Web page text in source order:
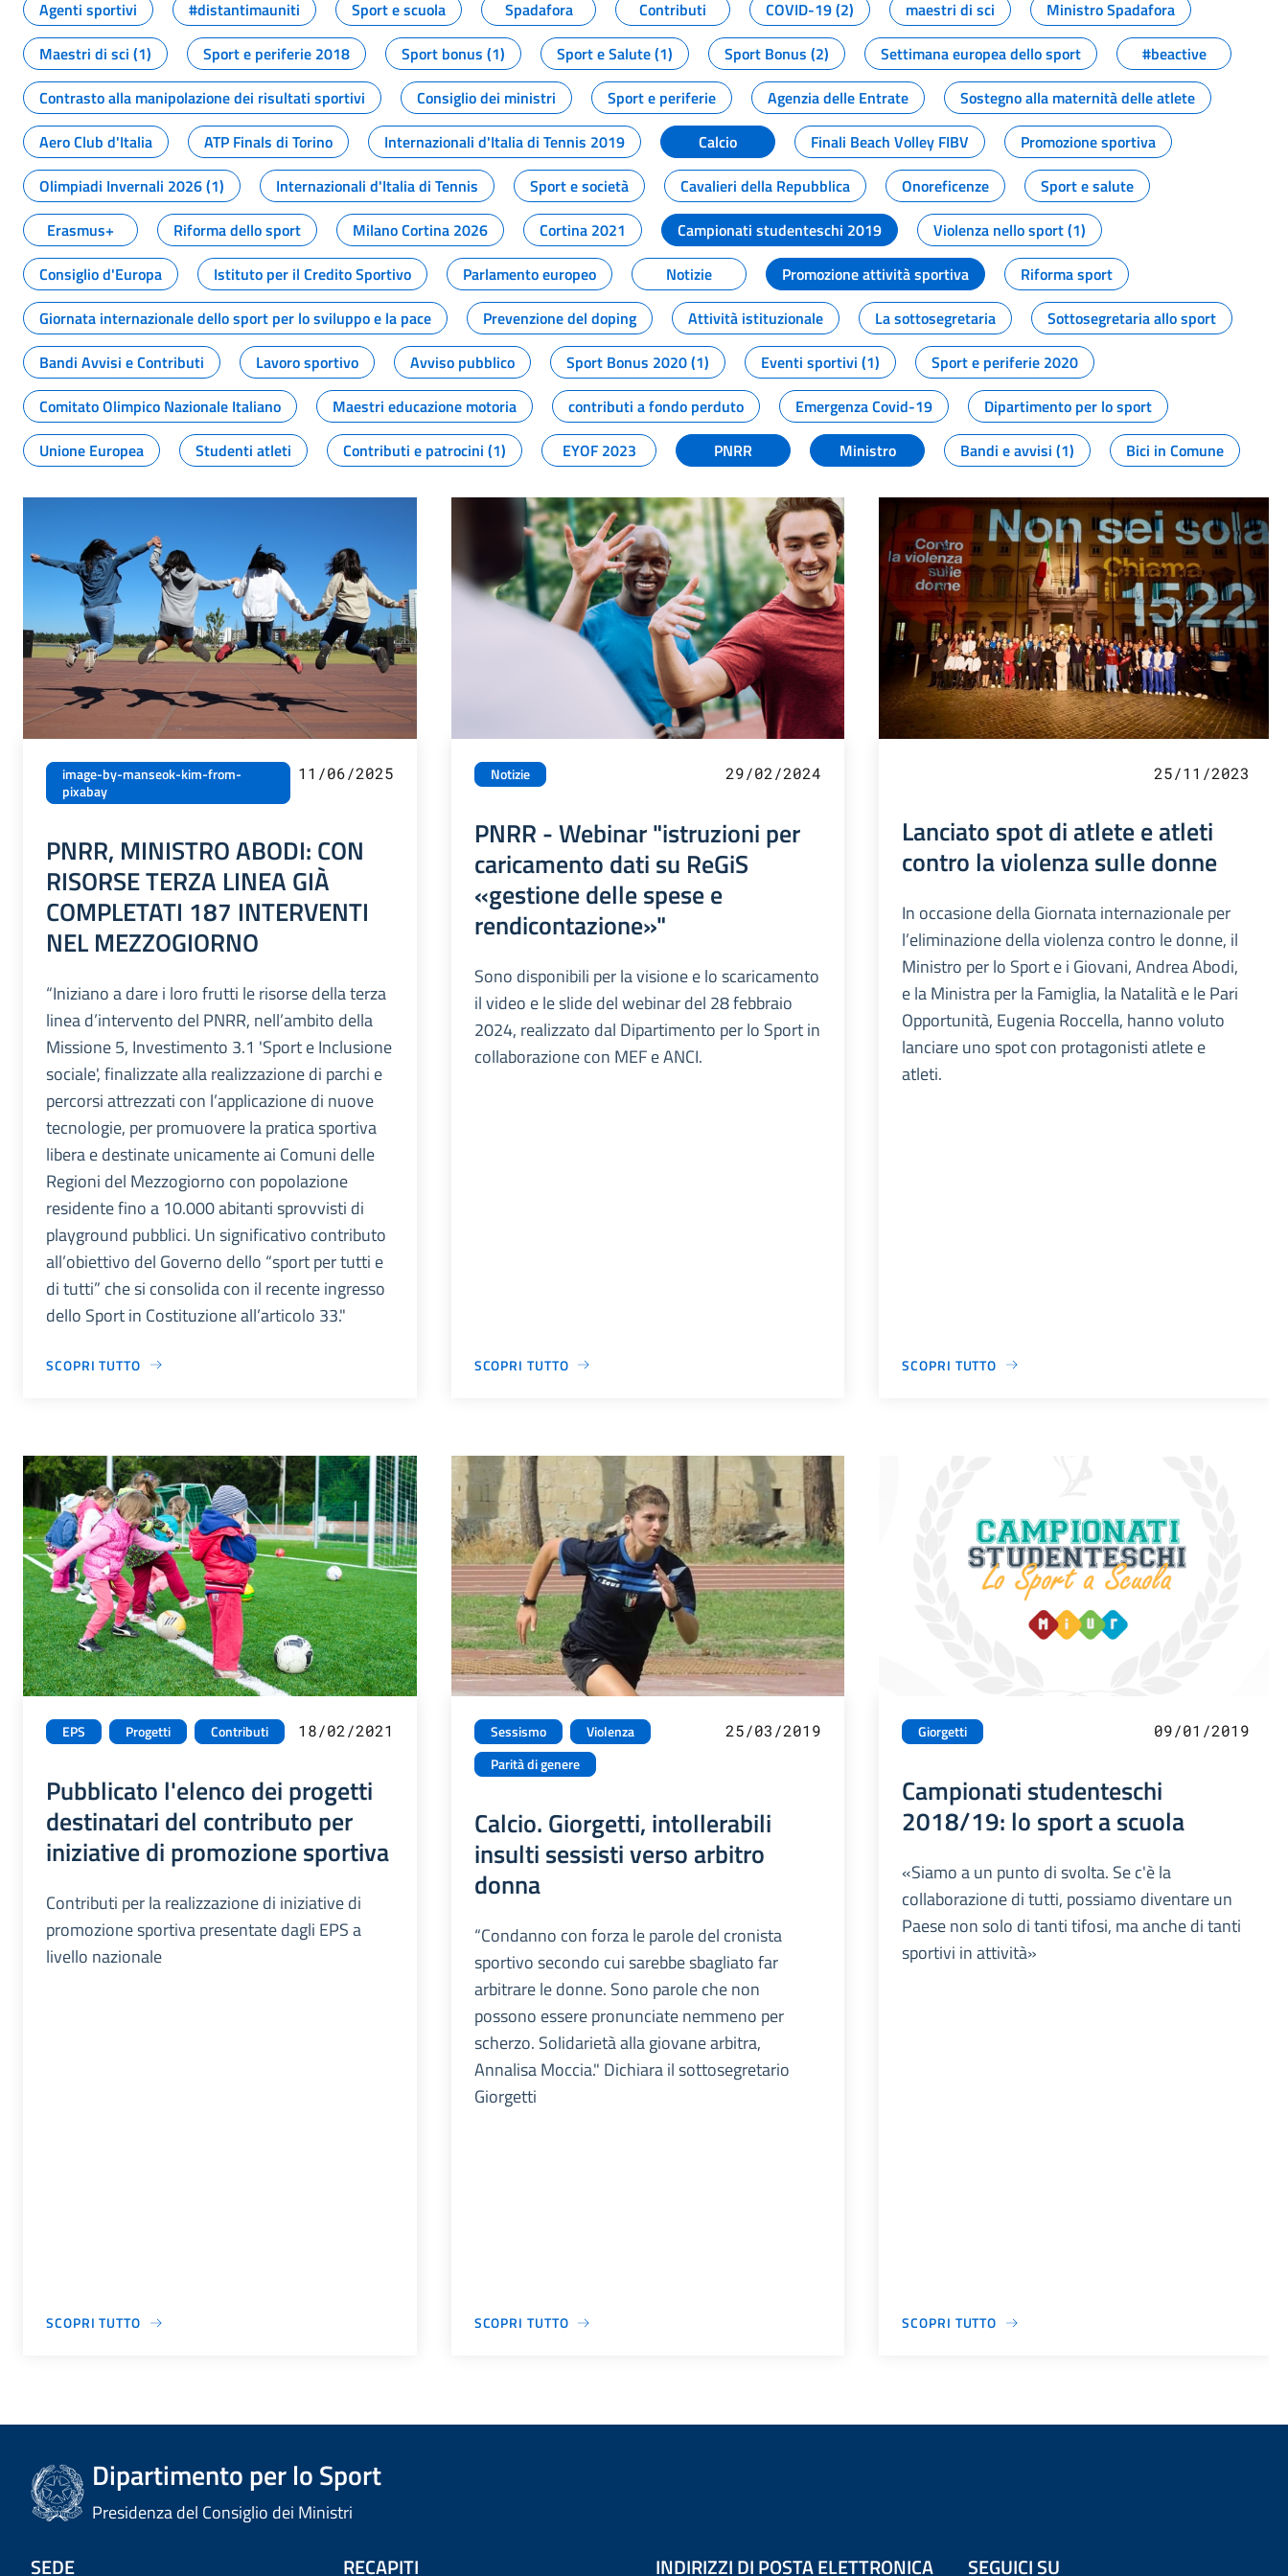
Agenti sportivi
#distantimauniti Sport e scuola Spadafora Contributi COVID-19 (2) maestri di sci
Ministro Spadafora
Maestri di sci (1)
Sport e periferie 2018 Sport bonus (1) Sport e Salute (1) Sport Bonus (2) Settimana europea dello sport
#beactive
Contrasto alla manipolazione dei risultati sportivi
Consiglio dei ministri Sport e periferie Agenzia delle Entrate
Sostegno alla maternità delle atlete
Aero Club d'Italia
ATP Finals di Torino Internazionali d'Italia di Tennis 2019 Calcio Finali Beach Volley FIBV
Promozione sportiva
Olimpiadi Invernali 2026 (1)
Internazionali d'Italia di Tennis Sport e società Cavalieri della Repubblica Onoreficenze
Sport e salute
Erasmus+
Riforma dello sport Milano Cortina 2026 Cortina 2021 Campionati studenteschi 2019
Violenza nello sport (1)
Consiglio d'Europa
Istituto per il Credito Sportivo Parlamento europeo Notizie Promozione attività sportiva
Riforma sport
Giornata internazionale dello sport per lo sviluppo e la pace
Prevenzione del doping Attività istituzionale La sottosegretaria
Sottosegretaria allo sport
Bandi Avvisi e Contributi
Lavoro sportivo Avviso pubblico Sport Bonus 2020 (1) Eventi sportivi (1)
Sport e periferie 2020
Comitato Olimpico Nazionale Italiano
Maestri educazione motoria contributi a fondo perduto Emergenza Covid-19
Dipartimento per lo sport
Unione Europea
Studenti atleti Contributi e patrocini (1) EYOF 2023 PNRR Ministro Bandi e avvisi (1) Bici in Comune
image-by-manseok-kim-from-
pixabay
11/06/2025
PNRR, MINISTRO ABODI: CON
RISORSE TERZA LINEA GIÀ
COMPLETATI 187 INTERVENTI
NEL MEZZOGIORNO
“Iniziano a dare i loro frutti le risorse della terza
linea d’intervento del PNRR, nell’ambito della
Missione 5, Investimento 3.1 'Sport e Inclusione
sociale', finalizzate alla realizzazione di parchi e
percorsi attrezzati con l’applicazione di nuove
tecnologie, per promuovere la pratica sportiva
libera e destinate unicamente ai Comuni delle
Regioni del Mezzogiorno con popolazione
residente fino a 10.000 abitanti sprovvisti di
playground pubblici. Un significativo contributo
all’obiettivo del Governo dello “sport per tutti e
di tutti” che si consolida con il recente ingresso
dello Sport in Costituzione all’articolo 33."
SCOPRI TUTTO
Notizie 29/02/2024
PNRR - Webinar "istruzioni per
caricamento dati su ReGiS
«gestione delle spese e
rendicontazione»"
Sono disponibili per la visione e lo scaricamento
il video e le slide del webinar del 28 febbraio
2024, realizzato dal Dipartimento per lo Sport in
collaborazione con MEF e ANCI.
SCOPRI TUTTO
25/11/2023
Lanciato spot di atlete e atleti
contro la violenza sulle donne
In occasione della Giornata internazionale per
l’eliminazione della violenza contro le donne, il
Ministro per lo Sport e i Giovani, Andrea Abodi,
e la Ministra per la Famiglia, la Natalità e le Pari
Opportunità, Eugenia Roccella, hanno voluto
lanciare uno spot con protagonisti atlete e
atleti.
SCOPRI TUTTO
EPS Progetti Contributi 18/02/2021
Pubblicato l'elenco dei progetti
destinatari del contributo per
iniziative di promozione sportiva
Contributi per la realizzazione di iniziative di
promozione sportiva presentate dagli EPS a
livello nazionale
SCOPRI TUTTO
Sessismo
Violenza
Parità di genere
25/03/2019
Calcio. Giorgetti, intollerabili
insulti sessisti verso arbitro
donna
“Condanno con forza le parole del cronista
sportivo secondo cui sarebbe sbagliato far
arbitrare le donne. Sono parole che non
possono essere pronunciate nemmeno per
scherzo. Solidarietà alla giovane arbitra,
Annalisa Moccia." Dichiara il sottosegretario
Giorgetti
SCOPRI TUTTO
Giorgetti 09/01/2019
Campionati studenteschi
2018/19: lo sport a scuola
«Siamo a un punto di svolta. Se c'è la
collaborazione di tutti, possiamo diventare un
Paese non solo di tanti tifosi, ma anche di tanti
sportivi in attività»
SCOPRI TUTTO
Dipartimento per lo Sport
Presidenza del Consiglio dei Ministri
SEDE RECAPITI INDIRIZZI DI POSTA ELETTRONICA SEGUICI SU